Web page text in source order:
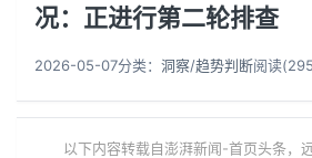
况：正进行第二轮排查
2026-05-07分类： 洞察/趋势判断阅读(295
以下内容转载自澎湃新闻-首页头条，